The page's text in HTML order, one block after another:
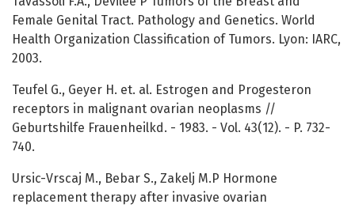
Female Genital Tract. Pathology and Genetics. World
Health Organization Classification of Tumors. Lyon: IARC,
2003.
Teufel G., Geyer H. et. al. Estrogen and Progesteron
receptors in malignant ovarian neoplasms //
Geburtshilfe Frauenheilkd. - 1983. - Vol. 43(12). - P. 732-
740.
Ursic-Vrscaj M., Bebar S., Zakelj M.P Hormone
replacement therapy after invasive ovarian